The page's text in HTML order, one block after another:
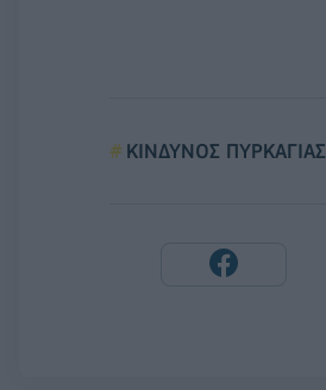
ΚΙΝΔΥΝΟΣ ΠΥΡΚΑΓΙΑΣ